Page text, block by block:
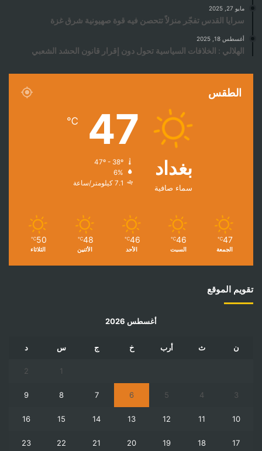
مايو 27, 2025
سرايا القدس تفجّر منزلاً تتحصن فيه قوة صهيونية شرق غزة
أغسطس 18, 2025
الهلالي : الخلافات السياسية تحول دون إقرار قانون الحشد الشعبي
الطقس
بغداد
سماء صافية
47
℃
6%
7.1 كيلومتر/ساعة
47
℃
الجمعة
46
℃
السبت
46
℃
الأحد
48
℃
الأثنين
50
℃
الثلاثاء
تقويم الموقع
أغسطس 2026
ن ث أرب خ ج س د
1
2
3
4
5
6
7
8
9
10
11
12
13
14
15
16
17
18
19
20
21
22
23